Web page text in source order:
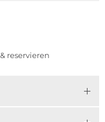
reservieren